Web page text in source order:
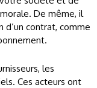
De même, il
contrat, comme
les
Ces acteurs ont